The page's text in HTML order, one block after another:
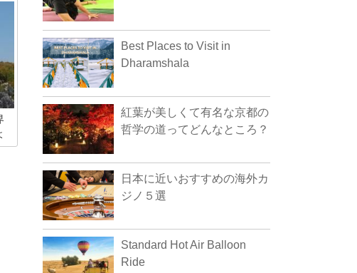
Best Places to Visit in
Dharamshala
紅葉が美しくて有名な京都の
哲学の道ってどんなところ？
日本に近いおすすめの海外カ
ジノ５選
Standard Hot Air Balloon
Ride